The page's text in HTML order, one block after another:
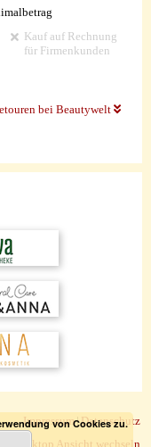
Kauf auf Rechnung
für Firmenkunden
bei Beautywelt
Impressum|Datenschutz
zur Desktop Ansicht wechseln
von Cookies zu.